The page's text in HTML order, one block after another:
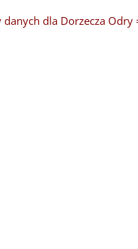
danych dla Dorzecza